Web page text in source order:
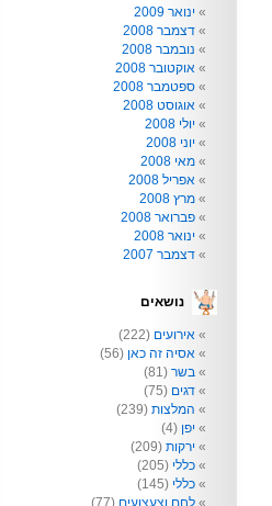
ינואר 2009
דצמבר 2008
נובמבר 2008
אוקטובר 2008
ספטמבר 2008
אוגוסט 2008
יולי 2008
יוני 2008
מאי 2008
אפריל 2008
מרץ 2008
פברואר 2008
ינואר 2008
דצמבר 2007
נושאים
אירועים (222)
אסיה זה כאן (56)
בשר (81)
דגים (75)
המלצות (239)
יפן (4)
ירקות (209)
כללי (205)
כללי (145)
לחם וצעצועים (77)